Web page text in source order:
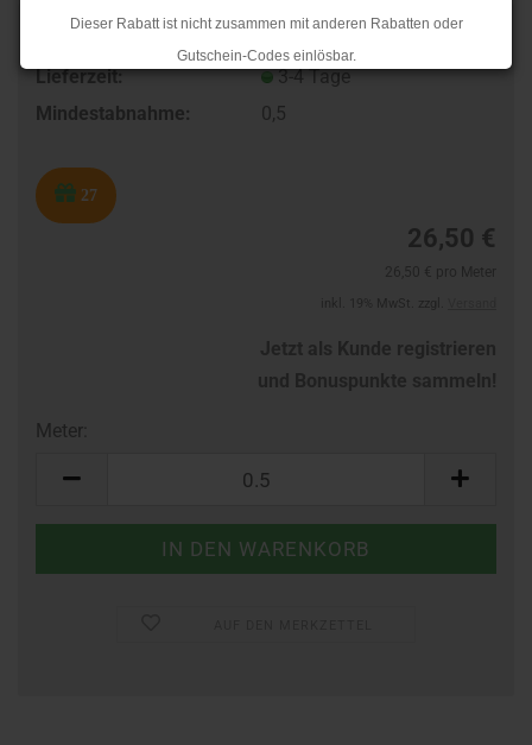
Dieser Rabatt ist nicht zusammen mit anderen Rabatten oder
Gutschein-Codes einlösbar.
.
Ab dem 17.08.2026 versenden wir wieder wie gewohnt. Aufgrund des
Lieferzeit:
3-4 Tage
Mindestabnahme:
0,5
27
26,50 €
Meter: